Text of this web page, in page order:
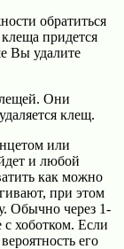
обратиться
придется
Вы удалите
Они
клещ.
или
и любой
как можно
при этом
Обычно через 1-
с хоботком. Если
его